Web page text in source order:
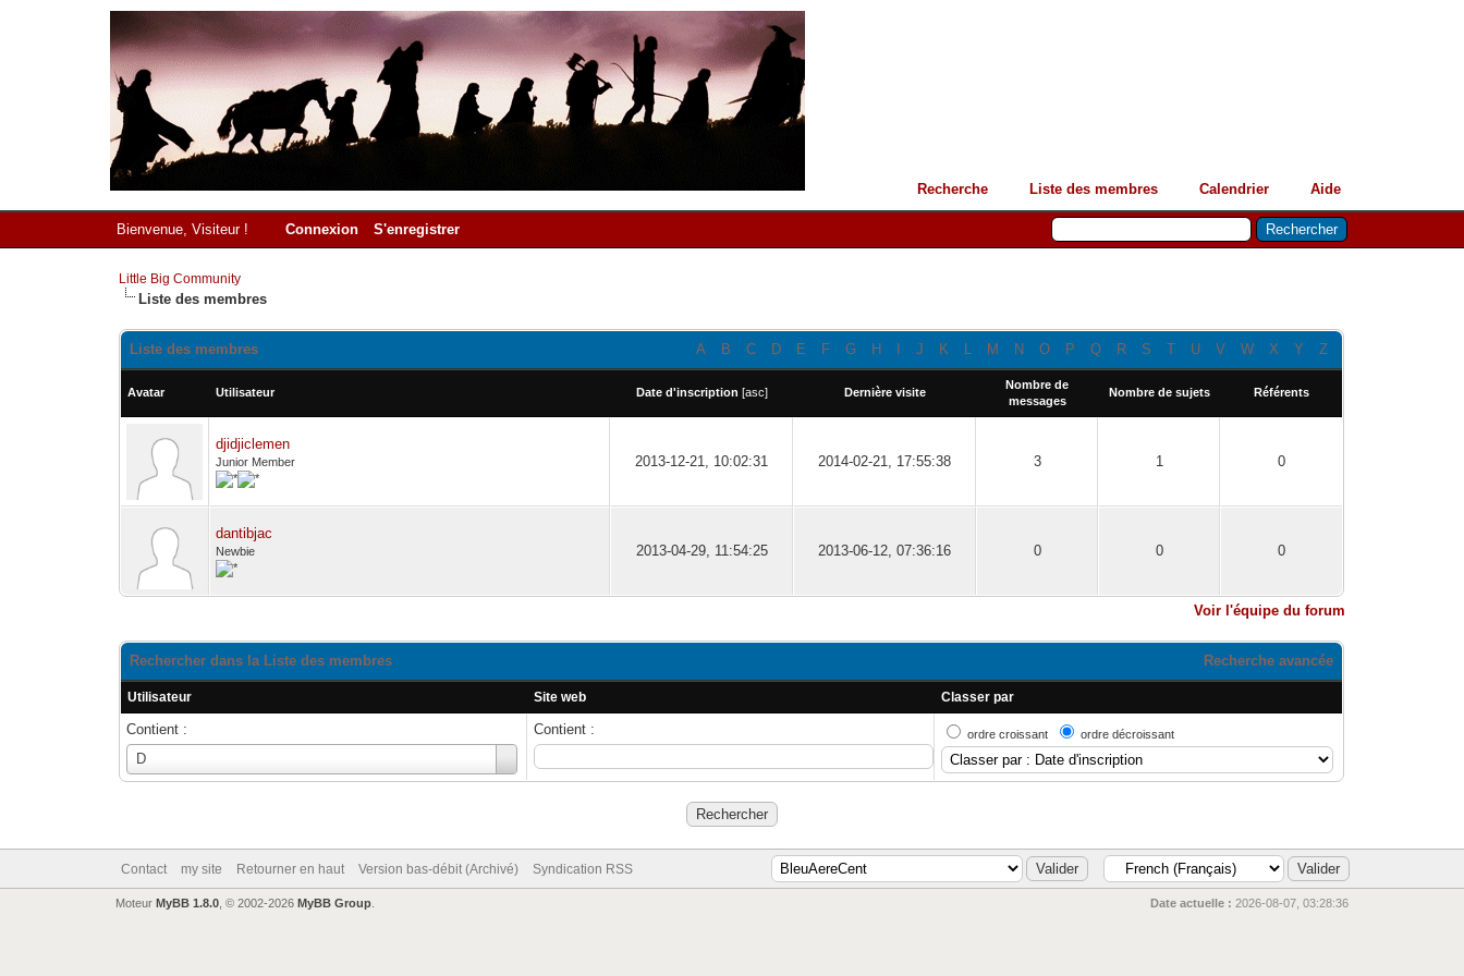
Recherche Liste des membres Calendrier Aide
Bienvenue, Visiteur ! Connexion S'enregistrer
Little Big Community
Liste des membres
A B C D E F G H J K L M N O P Q R S T U V W X Y Z
Liste des membres
Avatar Utilisateur Date d'inscription [asc] Dernière visite
Nombre de
messages
Nombre de sujets Référents
djidjiclemen
Junior Member 2013-12-21, 10:02:31 2014-02-21, 17:55:38 3 1 0
dantibjac
Newbie 2013-04-29, 11:54:25 2013-06-12, 07:36:16 0 0 0
Voir l'équipe du forum
Recherche avancée
Rechercher dans la Liste des membres
Utilisateur Site web Classer par
Contient :
D
Utilisateur
Contient : ordre croissant ordre décroissant
Contact my site Retourner en haut Version bas-débit (Archivé) Syndication RSS
Date actuelle : 2026-08-07, 03:28:36
Moteur MyBB 1.8.0, © 2002-2026 MyBB Group.